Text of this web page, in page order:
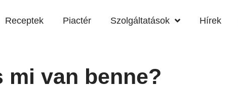
Receptek Piactér Szolgáltatások Hírek
mi van benne?